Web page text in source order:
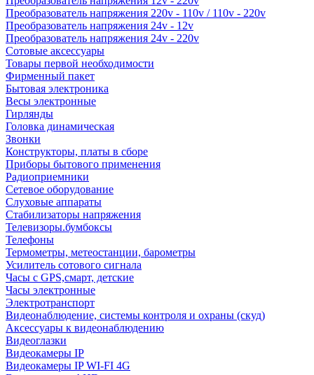
Преобразователь напряжения 220v - 110v / 110v - 220v
Преобразователь напряжения 24v - 12v
Преобразователь напряжения 24v - 220v
Сотовые аксессуары
Товары первой необходимости
Фирменный пакет
Бытовая электроника
Весы электронные
Гирлянды
Головка динамическая
Звонки
Конструкторы, платы в сборе
Приборы бытового применения
Радиоприемники
Сетевое оборудование
Слуховые аппараты
Стабилизаторы напряжения
Телевизоры.бумбоксы
Телефоны
Термометры, метеостанции, барометры
Усилитель сотового сигнала
Часы с GPS,смарт, детские
Часы электронные
Электротранспорт
Видеонаблюдение, системы контроля и охраны (скуд)
Аксессуары к видеонаблюдению
Видеоглазки
Видеокамеры IP
Видеокамеры IP WI-FI 4G